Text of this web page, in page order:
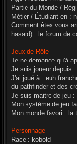
Partie du Monde /
Métier / Étudiant en :
Comment êtes vous
hasard) : le forum de
Jeux de Rôle
Je ne demande qu'à
Je suis joueur depuis :
J'ai joué à : euh
du pathfinder et des
Je suis maitre de jeu :
Mon système de jeu
Mon monde favori : la
Personnage
Race : kobold